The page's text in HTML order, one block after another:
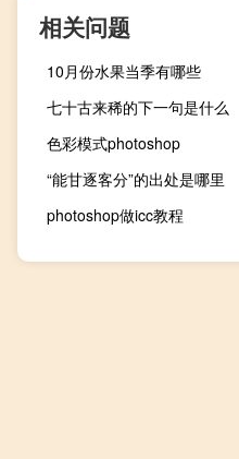
相关问题
10月份水果当季有哪些
七十古来稀的下一句是什么
色彩模式photoshop
“能甘逐客分”的出处是哪里
photoshop做icc教程